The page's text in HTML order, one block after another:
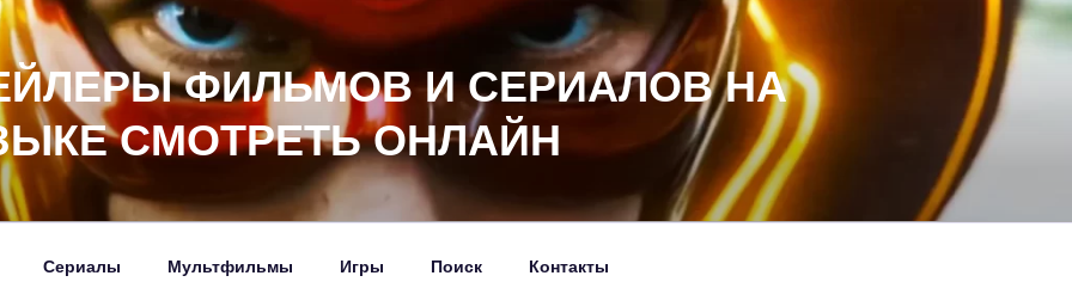
ФИЛЬМОВ И СЕРИАЛОВ НА
СМОТРЕТЬ ОНЛАЙН
Сериалы Мультфильмы Игры Поиск Контакты